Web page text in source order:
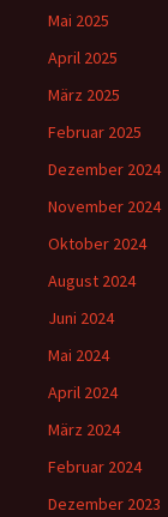
Mai 2025
April 2025
März 2025
Februar 2025
Dezember 2024
November 2024
Oktober 2024
August 2024
Juni 2024
Mai 2024
April 2024
März 2024
Februar 2024
Dezember 2023